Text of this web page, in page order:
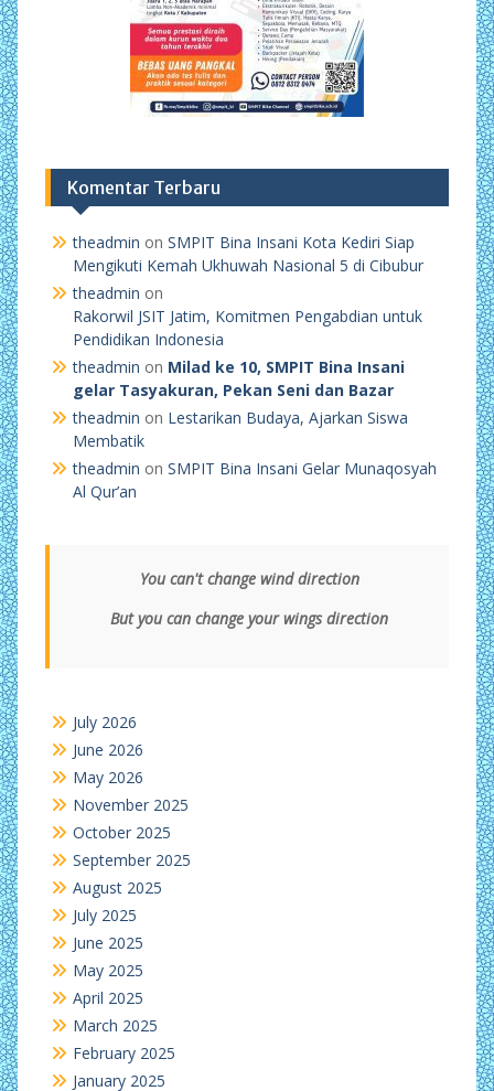
Komentar Terbaru
theadmin on SMPIT Bina Insani Kota Kediri Siap
Mengikuti Kemah Ukhuwah Nasional 5 di Cibubur
theadmin on
Rakorwil JSIT Jatim, Komitmen Pengabdian untuk
Pendidikan Indonesia
theadmin on Milad ke 10, SMPIT Bina Insani
gelar Tasyakuran, Pekan Seni dan Bazar
theadmin on Lestarikan Budaya, Ajarkan Siswa
Membatik
theadmin on SMPIT Bina Insani Gelar Munaqosyah
Al Qur’an
You can't change wind direction
But you can change your wings direction
July 2026
June 2026
May 2026
November 2025
October 2025
September 2025
August 2025
July 2025
June 2025
May 2025
April 2025
March 2025
February 2025
January 2025